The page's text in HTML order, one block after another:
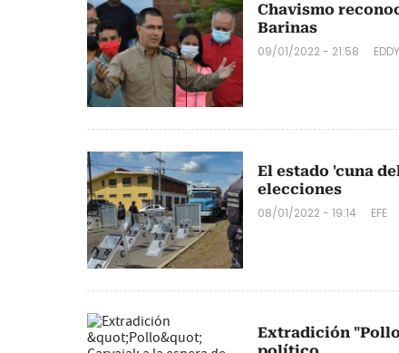
Chavismo
Barinas
09/01/2022 - 21:58
El estado 'cuna
elecciones
08/01/2022 - 19:14 EFE
Extradición